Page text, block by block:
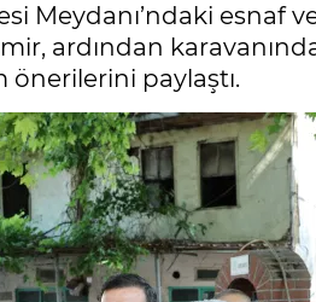
Meydanı’ndaki esnaf
ardından
paylaştı.